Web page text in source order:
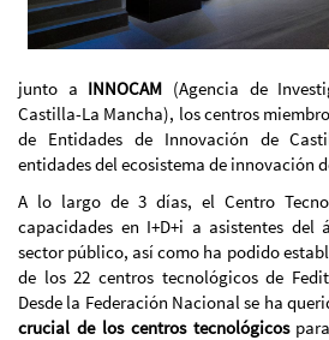
junto a INNOCAM (Agencia de
Castilla-La Mancha), los centros
de Entidades de Innovación de
entidades del ecosistema de innovación
A lo largo de 3 días, el Centro
capacidades en I+D+i a asistentes del
sector público, así como ha podido
de los 22 centros tecnológicos de
Desde la Federación Nacional se ha
crucial de los centros tecnológicos